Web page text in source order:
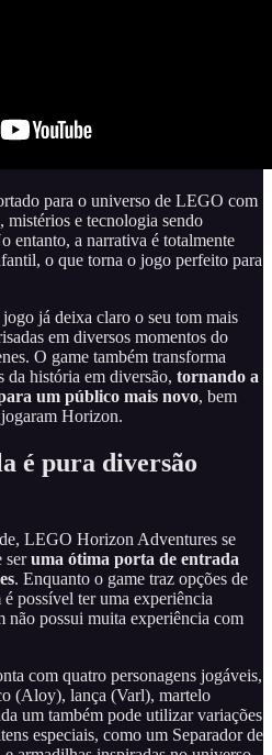
para o universo de LEGO com
mistérios e tecnologia sendo
entanto, a narrativa é totalmente
o que torna o jogo perfeito para
já deixa claro o seu tom mais
em diversos momentos do
O game também transforma
da história em diversão, tornando a
um público mais novo, bem
Horizon.
é pura diversão
LEGO Horizon Adventures se
seruma ótima porta de entrada
. Enquanto o game traz opções de
possível ter uma experiência
não possui muita experiência com
com quatro personagens jogáveis,
(Aloy), lança (Varl), martelo
um também pode utilizar variações
especiais, como um Separador de